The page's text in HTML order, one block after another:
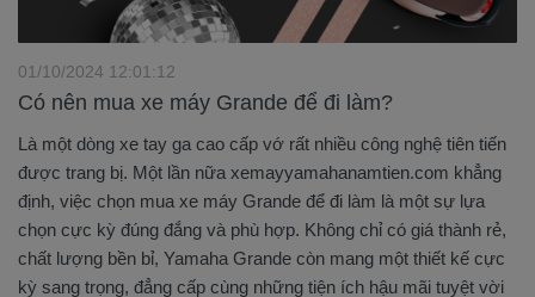
Có nên mua xe máy Grande để đi làm?
01/10/2024 12:01:12
Là một dòng xe tay ga cao cấp vớ rất nhiều công nghệ tiên tiến
được trang bị. Một lần nữa xemayyamahanamtien.com khẳng
định, việc chọn mua xe máy Grande để đi làm là một sự lựa
chọn cực kỳ đúng đắng và phù hợp. Không chỉ có giá thành rẻ,
chất lượng bền bỉ, Yamaha Grande còn mang một thiết kế cực
kỳ sang trọng, đẳng cấp cùng những tiện ích hậu mãi tuyệt vời